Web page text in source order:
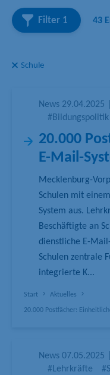
h
b
r
Filter 1 43
Schule
News 29.04.2025
#Bildungspolitik
20.000
E-Mail-
Mecklenburg-
Schulen mit
System aus.
Beschäftigte an
dienstliche E-
Schulen zentrale
integrierte K...
Start
Aktuelles
20.000 Postfächer:
News 07.05.2025
#Lehrkräfte